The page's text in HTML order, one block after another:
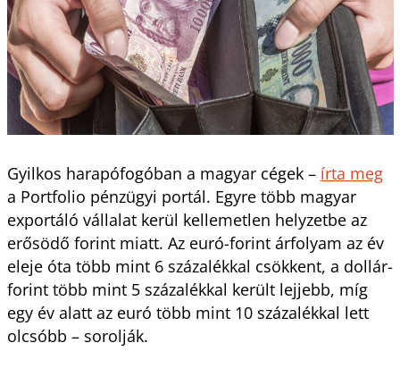
Gyilkos harapófogóban a magyar cégek – írta meg
a Portfolio pénzügyi portál. Egyre több magyar
exportáló vállalat kerül kellemetlen helyzetbe az
erősödő forint miatt. Az euró-forint árfolyam az év
eleje óta több mint 6 százalékkal csökkent, a dollár-
forint több mint 5 százalékkal került lejjebb, míg
egy év alatt az euró több mint 10 százalékkal lett
olcsóbb – sorolják.